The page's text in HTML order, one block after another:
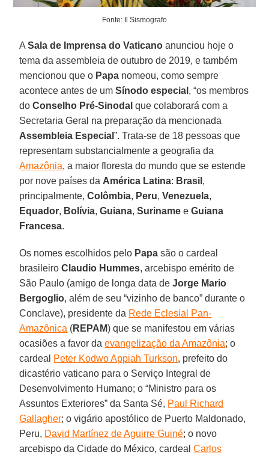
Fonte: Il Sismografo
ASala de Imprensa do Vaticanoanunciou hoje o
tema da assembleia de outubro de 2019, e também
mencionou que o Papa nomeou, como sempre
acontece antes de umSínodo especial , “os membros
doConselho Pré-Sinodal que colaborará com a
Secretaria Geral na preparação da mencionada
Assembleia Especial”. Trata-se de 18 pessoas que
representam substancialmente a geografia da
Amazônia, a maior floresta do mundo que se estende
por nove países da América Latina: Brasil ,
principalmente,Colômbia, Peru, Venezuela,
Equador, Bolívia, Guiana, Surinamee Guiana
Francesa.
Os nomes escolhidos pelo Papa são o cardeal
brasileiroClaudio Hummes, arcebispo emérito de
São Paulo (amigo de longa data deJorge Mario
Bergoglio, além de seu “vizinho de banco” durante o
Conclave), presidente da Rede Eclesial Pan-
Amazônica (REPAM) que se manifestou em várias
ocasiões a favor daevangelização da Amazônia; o
cardeal Peter Kodwo Appiah Turkson, prefeito do
dicastério vaticano para o Serviço Integral de
Desenvolvimento Humano; o “Ministro para os
Assuntos Exteriores” da Santa Sé, Paul Richard
Gallagher; o vigário apostólico de Puerto Maldonado,
Peru, David Martínez de Aguirre Guiné; o novo
arcebispo da Cidade do México, cardealCarlos